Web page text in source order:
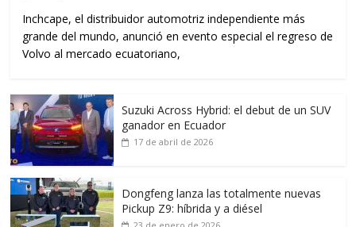
Inchcape, el distribuidor automotriz independiente más
grande del mundo, anunció en evento especial el regreso de
Volvo al mercado ecuatoriano,
Suzuki Across Hybrid: el debut de un SUV
ganador en Ecuador
17 de abril de 2026
Dongfeng lanza las totalmente nuevas
Pickup Z9: híbrida y a diésel